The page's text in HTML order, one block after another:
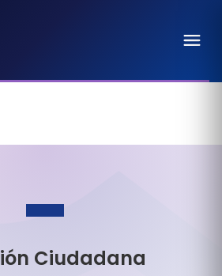
Ciudadana